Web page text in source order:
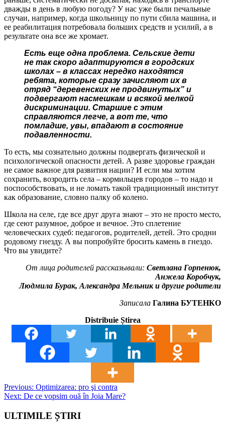
дважды в день в любую погоду? У нас уже были печальные
случаи, например, когда школьницу по пути сбила машина, и
ее реабилитация потребовала больших средств и усилий, а в
результате она все же хромает.
Есть еще одна проблема. Сельские дети
не так скоро адаптируются в городских
школах – в классах нередко находятся
ребята, которые сразу зачисляют их в
отряд “деревенских не продвинутых” и
подвергают насмешкам и всякой мелкой
дискриминации. Старшие с этим
справляются легче, а вот те, что
помладше, увы, впадают в состояние
подавленности.
То есть, мы сознательно должны подвергать физической и
психологической опасности детей. А разве здоровье граждан
не самое важное для развития нации? И если мы хотим
сохранить, возродить села – кормильцев городов – то надо и
поспособствовать, и не ломать такой традиционный институт
как образование, словно палку об колено.
Школа на селе, где все друг друга знают – это не просто место,
где сеют разумное, доброе и вечное. Это сплетение
человеческих судеб: педагогов, родителей, детей. Это сродни
родовому гнезду. А вы попробуйте бросить камень в гнездо.
Что вы увидите?
От лица родителей рассказывали: Светлана Горпенюк,
Анжела Коробчук,
Людмила Бурак, Александра Мельник и другие родители
Записала Галина БУТЕНКО
Distribuie Știrea
Post
navigation
Previous: Optimizarea: pro şi contra
Next: De ce vopsim ouă în Joia Mare?
ULTIMILE ȘTIRI